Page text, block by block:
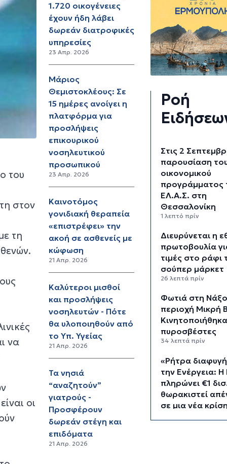
του
στον
τη
να
οι
1.720 οικογένειες
έχουν ήδη λάβει
δωρεάν διατροφικές
υπηρεσίες
23 Απρ. 2026
Μάριος
Θεμιστοκλέους: Σε
15 ημέρες ανοίγει η
πλατφόρμα για
προσλήψεις
επικουρικού
νοσηλευτικού
προσωπικού
23 Απρ. 2026
Καινοτόμος
γονιδιακή θεραπεία
«επιστρέφει» την
ακοή σε ασθενείς με
κώφωση
21 Απρ. 2026
Καλύτεροι μισθοί
και προσλήψεις
νοσηλευτών - Πότε
θα υλοποιηθούν από
το Υπ. Υγείας
21 Απρ. 2026
Τα νησιά
“αναζητούν”
γιατρούς -
Προσφέρουν
δωρεάν στέγη και
επιδόματα
21 Απρ. 2026
Ροή
Στις 2
παρουσίαση
οικονομικού
προγράμματος
ΕΛ.Α.Σ. στη
Θεσσαλονίκη
1 λεπτό πρίν
Διευρύνεται η
πρωτοβουλία
τιμές στο ράφι
σούπερ μάρκετ
26 λεπτά πρίν
Φωτιά στη
περιοχή Μικρή
πυροσβέστες
34 λεπτά πρίν
«Ρήτρα
την Ενέργεια:
πληρώνει €1
θωρακιστεί
σε μια νέα